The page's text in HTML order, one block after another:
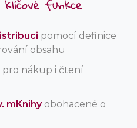
pomocí definice
obsahu
pro nákup i čtení
mKnihyobohacené o